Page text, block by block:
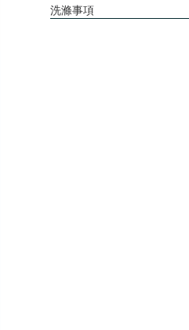
洗滌事項